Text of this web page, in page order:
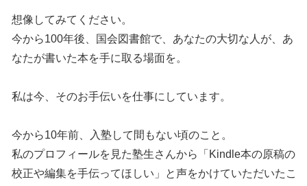
想像してみてください。
今から100年後、国会図書館で、あなたの大切な人が、あ
なたが書いた本を手に取る場面を。
私は今、そのお手伝いを仕事にしています。
今から10年前、入塾して間もない頃のこと。
私のプロフィールを見た塾生さんから「Kindle本の原稿の
校正や編集を手伝ってほしい」と声をかけていただいたこ